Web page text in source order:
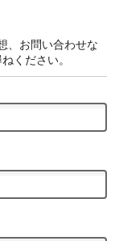
、お問い合わせな
ください。